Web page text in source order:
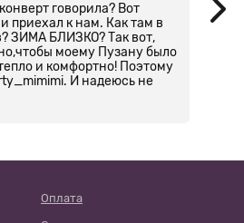
говорила? Вот
приехал к нам. Как там в
ЗИМА БЛИЗКО? Так вот,
моему Пузану было
и комфортно! Поэтому
И надеюсь не
Оплата